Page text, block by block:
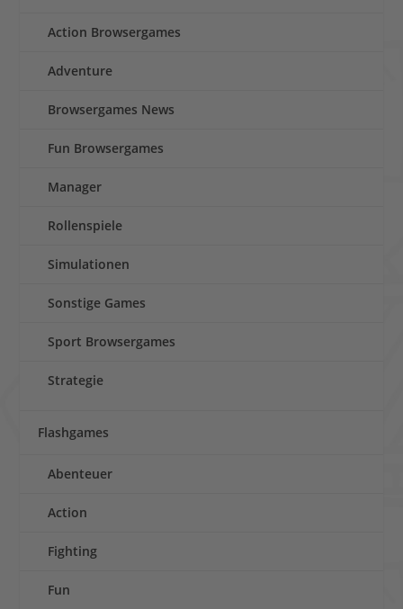
Action Browsergames
Adventure
Browsergames News
Fun Browsergames
Manager
Rollenspiele
Simulationen
Sonstige Games
Sport Browsergames
Strategie
Flashgames
Abenteuer
Action
Fighting
Fun